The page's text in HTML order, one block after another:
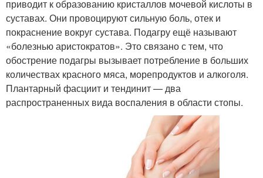
приводит к образованию кристаллов мочевой кислоты в
суставах. Они провоцируют сильную боль, отек и
покраснение вокруг сустава. Подагру ещё называют
«болезнью аристократов». Это связано с тем, что
обострение подагры вызывает потребление в больших
количествах красного мяса, морепродуктов и алкоголя.
Плантарный фасциит и тендинит — два
распространенных вида воспаления в области стопы.